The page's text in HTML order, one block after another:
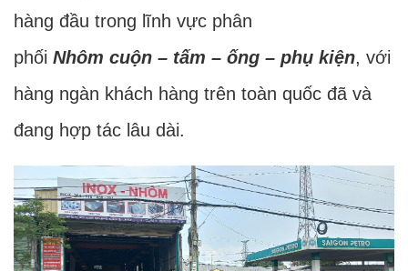
hàng đầu trong lĩnh vực phân
phối Nhôm cuộn – tấm – ống – phụ kiện, với
hàng ngàn khách hàng trên toàn quốc đã và
đang hợp tác lâu dài.